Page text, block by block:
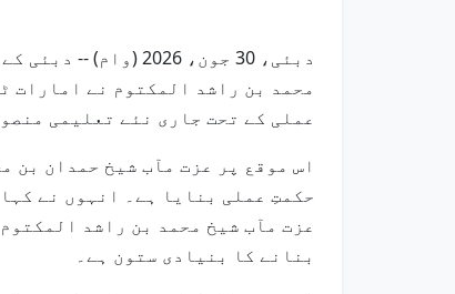
دبئی، 30 جون،
عملی کے تحت جاری نئے تعلیمی
اس موقع پر عزت مآب شیخ حمدان بن
حکمتِ عملی بنایا ہے۔ انہوں نے
عزت مآب شیخ محمد بن راشد
بنانے کا بنیادی ستون ہے۔